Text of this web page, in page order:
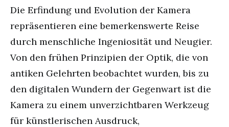
Die Erfindung und Evolution der Kamera
repräsentieren eine bemerkenswerte Reise
durch menschliche Ingeniosität und Neugier.
Von den frühen Prinzipien der Optik, die von
antiken Gelehrten beobachtet wurden, bis zu
den digitalen Wundern der Gegenwart ist die
Kamera zu einem unverzichtbaren Werkzeug
für künstlerischen Ausdruck,